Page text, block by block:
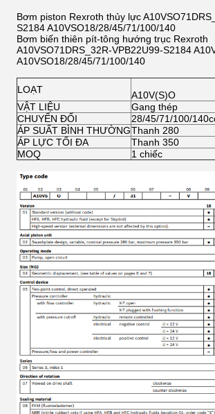
Bơm piston Rexroth thủy lực
S2184 A10VSO18/28/45/71/100/140
Bơm biến thiên pít-tông hướng trục Rexroth
A10VSO71DRS_32R-VPB22U99-S2184
A10VSO18/28/45/71/100/140
LOẠT
A10V(S)O
VẬT LIỆU
Gang thép
CHUYỂN ĐỔI
28/45/71/100/
ÁP SUẤT BÌNH THƯỜNGThanh 280
ÁP LỰC TỐI ĐA
Thanh 350
MOQ
1 chiếc